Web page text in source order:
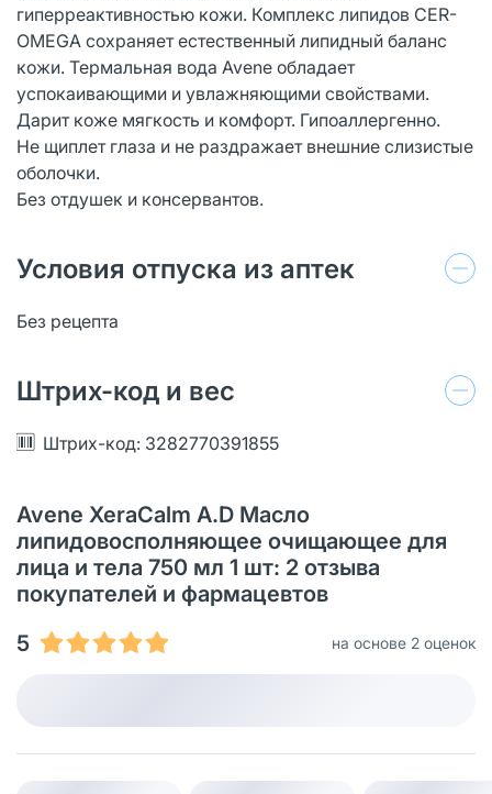
гиперреактивностью кожи. Комплекс липидов CER-
OMEGA сохраняет естественный липидный баланс
кожи. Термальная вода Avene обладает
успокаивающими и увлажняющими свойствами.
Дарит коже мягкость и комфорт. Гипоаллергенно.
Не щиплет глаза и не раздражает внешние слизистые
оболочки.
Без отдушек и консервантов.
Условия отпуска из аптек
Без рецепта
Штрих-код и вес
Штрих-код: 3282770391855
Avene XeraCalm A.D Масло
липидовосполняющее очищающее для
лица и тела 750 мл 1 шт: 2 отзыва
покупателей и фармацевтов
5
на основе 2 оценок